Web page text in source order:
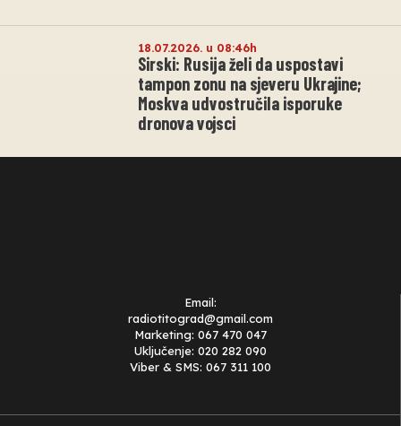
18.07.2026. u 08:46h
Sirski: Rusija želi da uspostavi
tampon zonu na sjeveru Ukrajine;
Moskva udvostručila isporuke
dronova vojsci
Email:
radiotitograd@gmail.com
Marketing: 067 470 047
Uključenje: 020 282 090
Viber & SMS: 067 311 100